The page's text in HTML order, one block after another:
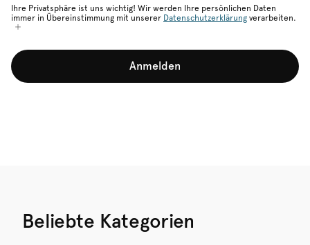
Ihre Privatsphäre ist uns wichtig! Wir werden Ihre persönlichen Daten
immer in Übereinstimmung mit unserer Datenschutzerklärung verarbeiten.
Anmelden
Beliebte Kategorien